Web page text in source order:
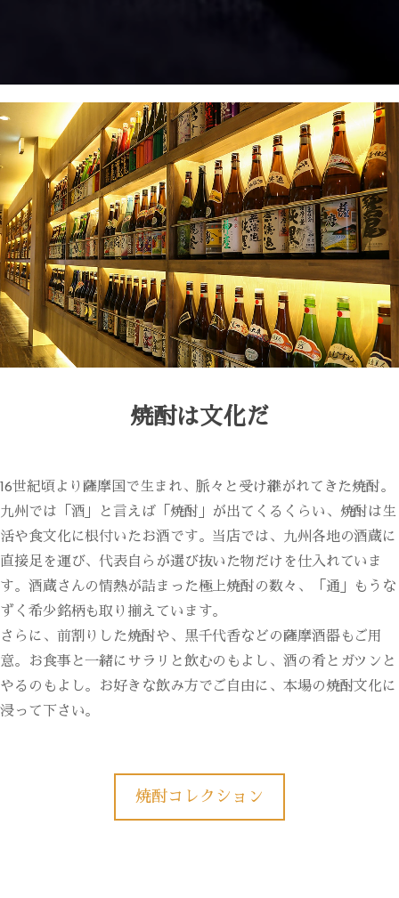
焼酎は文化だ
16世紀頃より薩摩国で生まれ、脈々と受け継がれてきた焼酎。
九州では「酒」と言えば「焼酎」が出てくるくらい、焼酎は生
活や食文化に根付いたお酒です。当店では、九州各地の酒蔵に
直接足を運び、代表自らが選び抜いた物だけを仕入れていま
す。酒蔵さんの情熱が詰まった極上焼酎の数々、「通」もうな
ずく希少銘柄も取り揃えています。
さらに、前割りした焼酎や、黒千代香などの薩摩酒器もご用
意。お食事と一緒にサラリと飲むのもよし、酒の肴とガツンと
やるのもよし。お好きな飲み方でご自由に、本場の焼酎文化に
浸って下さい。
焼酎コレクション